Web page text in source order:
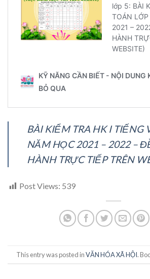
BÀI KIỂM TRA HK I TIẾNG
NĂM HỌC 2021 – 2022 –
HÀNH TRỰC TIẾP TRÊN
Post Views: 539
This entry was posted inVĂN HÓA XÃ HỘI.